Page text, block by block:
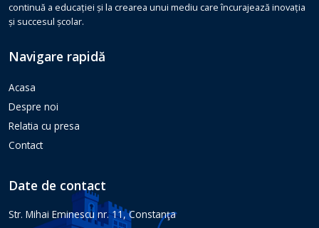
continuă a educației și la crearea unui mediu care încurajează inovația
și succesul școlar.
Navigare rapidă
Acasa
Despre noi
Relatia cu presa
Contact
Date de contact
Str. Mihai Eminescu nr. 11, Constanţa